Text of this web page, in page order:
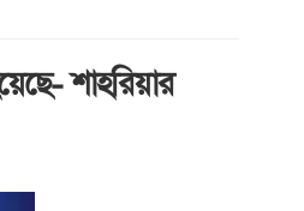
শাহরিয়ার